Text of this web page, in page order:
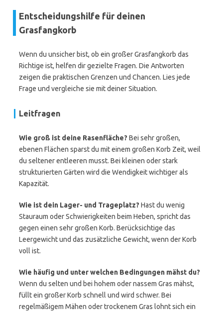
Entscheidungshilfe für deinen
Grasfangkorb
Wenn du unsicher bist, ob ein großer Grasfangkorb das
Richtige ist, helfen dir gezielte Fragen. Die Antworten
zeigen die praktischen Grenzen und Chancen. Lies jede
Frage und vergleiche sie mit deiner Situation.
Leitfragen
Wie groß ist deine Rasenfläche? Bei sehr großen,
ebenen Flächen sparst du mit einem großen Korb Zeit, weil
du seltener entleeren musst. Bei kleinen oder stark
strukturierten Gärten wird die Wendigkeit wichtiger als
Kapazität.
Wie ist dein Lager- und Trageplatz? Hast du wenig
Stauraum oder Schwierigkeiten beim Heben, spricht das
gegen einen sehr großen Korb. Berücksichtige das
Leergewicht und das zusätzliche Gewicht, wenn der Korb
voll ist.
Wie häufig und unter welchen Bedingungen mähst du?
Wenn du selten und bei hohem oder nassem Gras mähst,
füllt ein großer Korb schnell und wird schwer. Bei
regelmäßigem Mähen oder trockenem Gras lohnt sich ein